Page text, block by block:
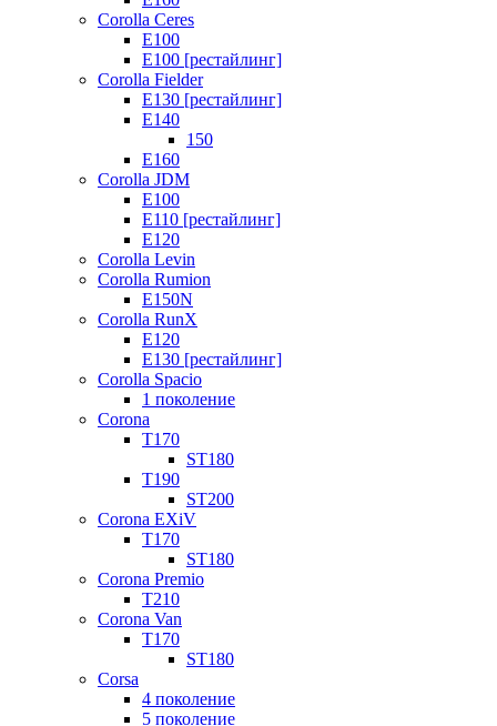
Corolla Ceres
E100
E100 [рестайлинг]
Corolla Fielder
E130 [рестайлинг]
E140
150
E160
Corolla JDM
E100
E110 [рестайлинг]
E120
Corolla Levin
Corolla Rumion
E150N
Corolla RunX
E120
E130 [рестайлинг]
Corolla Spacio
1 поколение
Corona
T170
ST180
T190
ST200
Corona EXiV
T170
ST180
Corona Premio
T210
Corona Van
T170
ST180
Corsa
4 поколение
5 поколение